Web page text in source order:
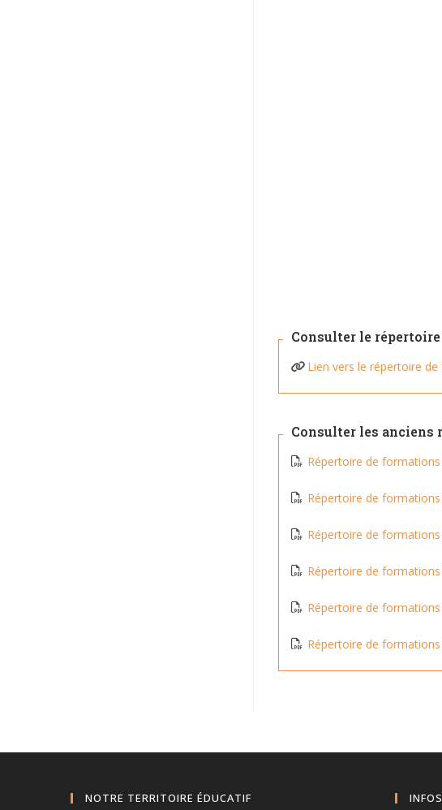
Consulter le
Lien vers le répertoire
Consulter les anciens
Répertoire de
Répertoire de
Répertoire de
Répertoire de formations
Répertoire de
Répertoire de
NOTRE TERRITOIRE ÉDUCATIF